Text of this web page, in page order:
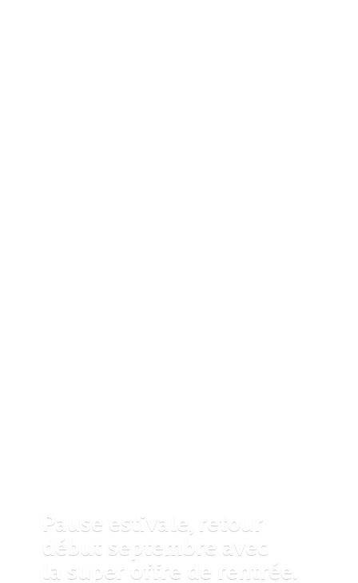
Pause estivale, retour
début septembre avec
la super offre de rentrée.